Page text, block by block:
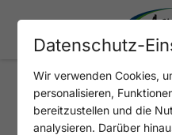
BADESTRAND
Datenschutz-
Wir verwenden Cookies,
personalisieren,
bereitzustellen und die
analysieren. Darüber